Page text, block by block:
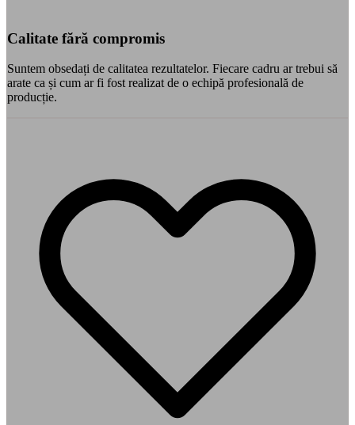
Calitate fără compromis
Suntem obsedați de calitatea rezultatelor. Fiecare cadru ar trebui să
arate ca și cum ar fi fost realizat de o echipă profesională de
producție.